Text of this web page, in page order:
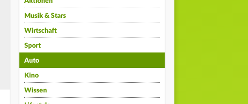
Musik & Stars
Wirtschaft
Sport
Auto
Kino
Wissen